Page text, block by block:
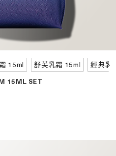
15ml 舒芙乳霜 15ml 經典乳
15ML SET